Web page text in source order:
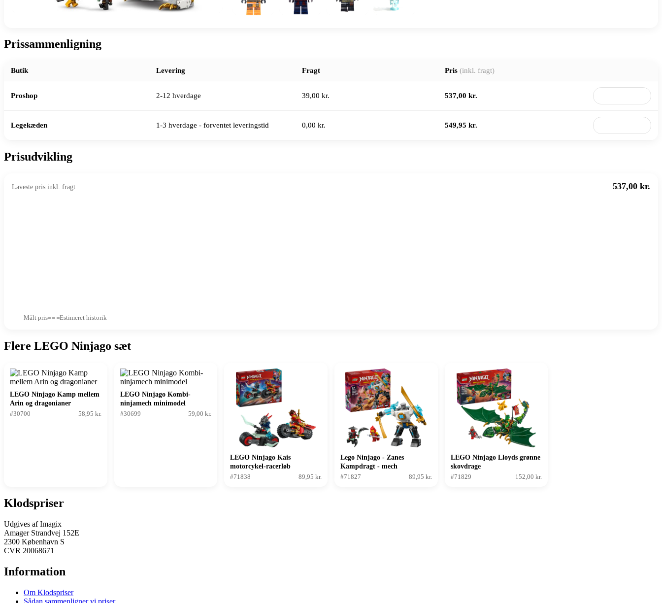
Prissammenligning
Butik Levering Fragt Pris (inkl. fragt)
Proshop 2-12 hverdage 39,00 kr. 537,00 kr.
Legekæden 1-3 hverdage - forventet leveringstid 0,00 kr. 549,95 kr.
Prisudvikling
Laveste pris inkl. fragt 537,00 kr.
Målt pris Estimeret historik
Flere LEGO Ninjago sæt
LEGO Ninjago Kamp mellem
Arin og dragonianer
#30700
58,95 kr.
LEGO Ninjago Kombi-
ninjamech minimodel
#30699
59,00 kr.
LEGO Ninjago Kais
motorcykel-racerløb
#71838
89,95 kr.
Lego Ninjago - Zanes
Kampdragt - mech
#71827
89,95 kr.
LEGO Ninjago Lloyds grønne
skovdrage
#71829
152,00 kr.
Klodspriser
Udgives af Imagix
Amager Strandvej 152E
2300 København S
CVR 20068671
Information
Om Klodspriser
Sådan sammenligner vi priser